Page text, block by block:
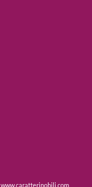
www.caratterinobili.com